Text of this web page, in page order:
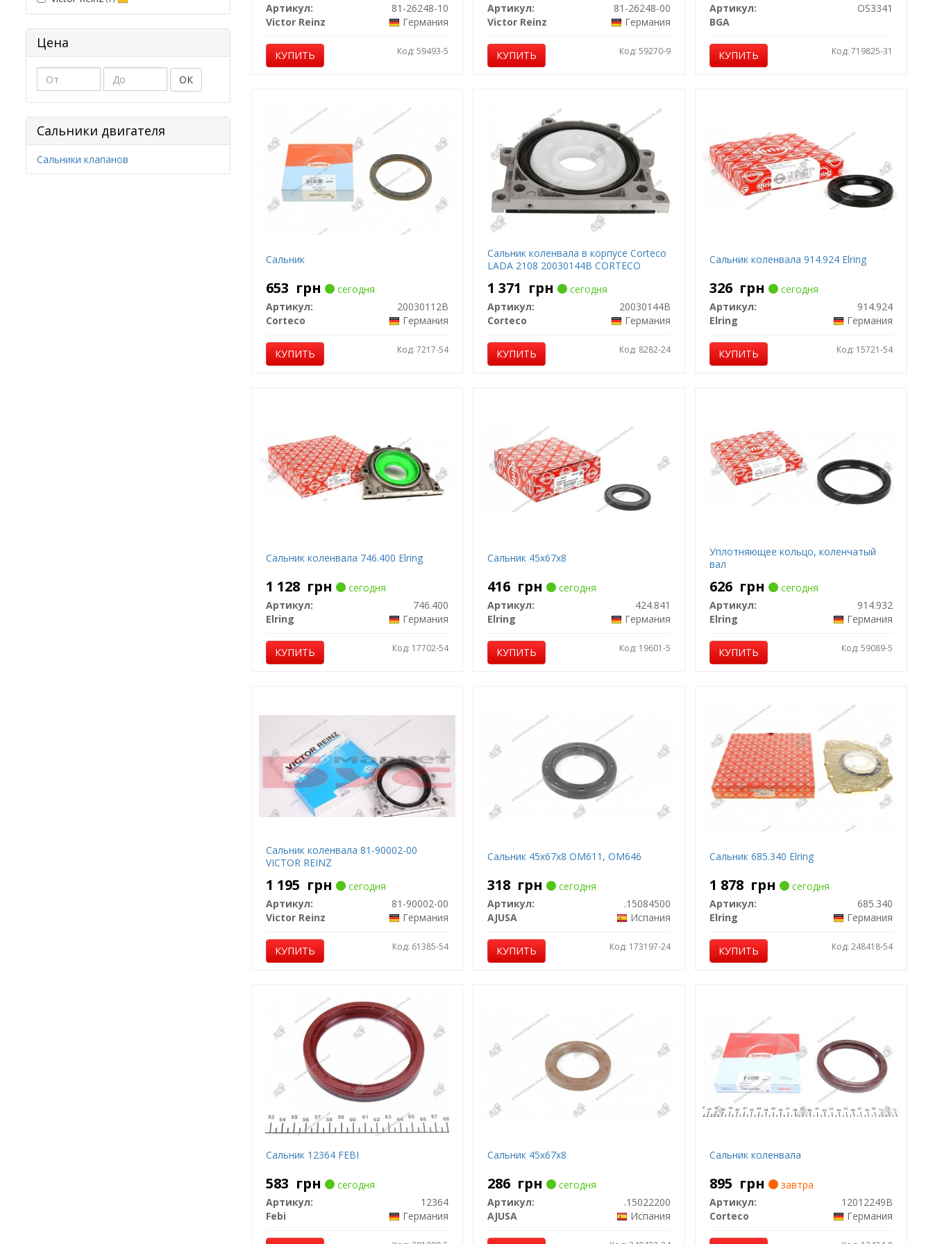
Цена
ОК
Сальники двигателя
Сальники клапанов
Артикул:
81-26248-10
Victor Reinz
Германия
КУПИТЬ Код: 59493-5
Артикул:
81-26248-00
Victor Reinz
Германия
КУПИТЬ Код: 59270-9
Артикул:
OS3341
BGA
КУПИТЬ Код: 719825-31
Сальник
653 грн
сегодня
Артикул:
20030112B
Corteco
Германия
КУПИТЬ Код: 7217-54
Сальник коленвала в корпусе Corteco
LADA 2108 20030144B CORTECO
1 371 грн
сегодня
Артикул:
20030144B
Corteco
Германия
КУПИТЬ Код: 8282-24
Сальник коленвала 914.924 Elring
326 грн
сегодня
Артикул:
914.924
Elring
Германия
КУПИТЬ Код: 15721-54
Сальник коленвала 746.400 Elring
1 128 грн
сегодня
Артикул:
746.400
Elring
Германия
КУПИТЬ Код: 17702-54
Сальник 45x67x8
416 грн
сегодня
Артикул:
424.841
Elring
Германия
КУПИТЬ Код: 19601-5
Уплотняющее кольцо, коленчатый
вал
626 грн
сегодня
Артикул:
914.932
Elring
Германия
КУПИТЬ Код: 59089-5
Сальник коленвала 81-90002-00
VICTOR REINZ
1 195 грн
сегодня
Артикул:
81-90002-00
Victor Reinz
Германия
КУПИТЬ Код: 61385-54
Сальник 45x67x8 OM611, OM646
318 грн
сегодня
Артикул:
.15084500
AJUSA
Испания
КУПИТЬ Код: 173197-24
Сальник 685.340 Elring
1 878 грн
сегодня
Артикул:
685.340
Elring
Германия
КУПИТЬ Код: 248418-54
Сальник 12364 FEBI
583 грн
сегодня
Артикул:
12364
Febi
Германия
Сальник 45x67x8
286 грн
сегодня
Артикул:
.15022200
AJUSA
Испания
Сальник коленвала
895 грн
завтра
Артикул:
12012249B
Corteco
Германия